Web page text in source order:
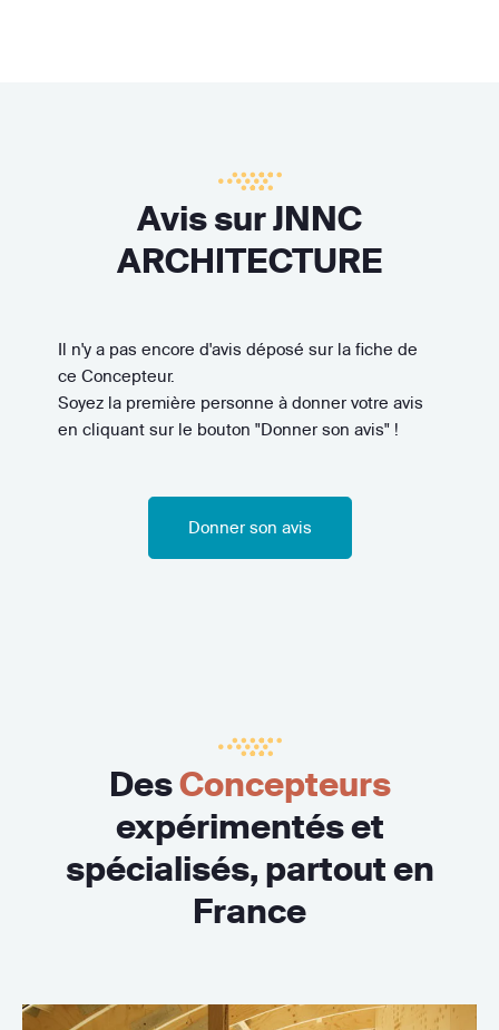
Avis sur JNNC
ARCHITECTURE
Il n'y a pas encore d'avis déposé sur la fiche de
ce Concepteur.
Soyez la première personne à donner votre avis
en cliquant sur le bouton "Donner son avis" !
Donner son avis
DesConcepteurs
expérimentés et
spécialisés, partout en
France